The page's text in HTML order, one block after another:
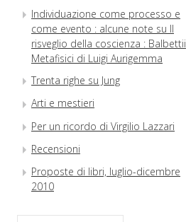
Individuazione come processo e
come evento : alcune note su Il
risveglio della coscienza : Balbettii
Metafisici di Luigi Aurigemma
Trenta righe su Jung
Arti e mestieri
Per un ricordo di Virgilio Lazzari
Recensioni
Proposte di libri, luglio-dicembre
2010